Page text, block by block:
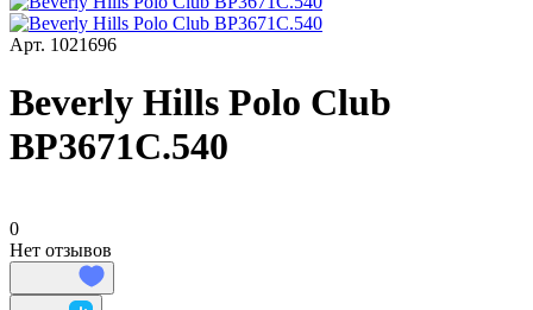
Арт. 1021696
Beverly Hills Polo Club
BP3671C.540
0
Нет отзывов